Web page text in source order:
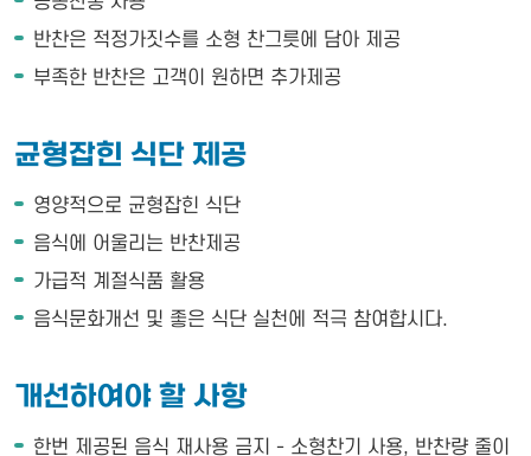
반찬은 적정가짓수를 소형 찬그릇에 담아 제공
부족한 반찬은 고객이 원하면 추가제공
균형잡힌 식단 제공
영양적으로 균형잡힌 식단
음식에 어울리는 반찬제공
가급적 계절식품 활용
음식문화개선 및 좋은 식단 실천에 적극 참여합시다.
개선하여야 할 사항
한번 제공된 음식 재사용 금지 - 소형찬기 사용, 반찬량 줄이